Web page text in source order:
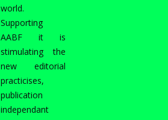
world.
Supporting
AABF it is
stimulating the
new editorial
practicises,
publication
independant